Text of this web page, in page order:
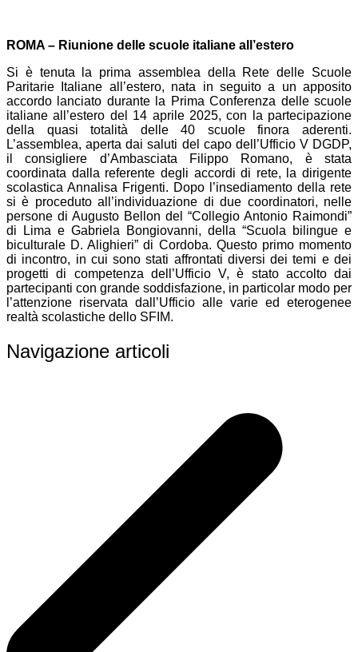
ROMA – Riunione delle scuole italiane all’estero
Si è tenuta la prima assemblea della Rete delle Scuole
Paritarie Italiane all’estero, nata in seguito a un apposito
accordo lanciato durante la Prima Conferenza delle scuole
italiane all’estero del 14 aprile 2025, con la partecipazione
della quasi totalità delle 40 scuole finora aderenti.
L’assemblea, aperta dai saluti del capo dell’Ufficio V DGDP,
il consigliere d’Ambasciata Filippo Romano, è stata
coordinata dalla referente degli accordi di rete, la dirigente
scolastica Annalisa Frigenti. Dopo l’insediamento della rete
si è proceduto all’individuazione di due coordinatori, nelle
persone di Augusto Bellon del “Collegio Antonio Raimondi”
di Lima e Gabriela Bongiovanni, della “Scuola bilingue e
biculturale D. Alighieri” di Cordoba. Questo primo momento
di incontro, in cui sono stati affrontati diversi dei temi e dei
progetti di competenza dell’Ufficio V, è stato accolto dai
partecipanti con grande soddisfazione, in particolar modo per
l’attenzione riservata dall’Ufficio alle varie ed eterogenee
realtà scolastiche dello SFIM.
Navigazione articoli